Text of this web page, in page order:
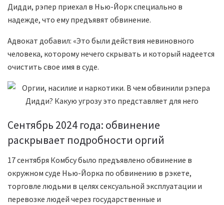
Дидди, рэпер приехал в Нью-Йорк специально в
надежде, что ему предъявят обвинение.
Адвокат добавил: «Это были действия невиновного
человека, которому нечего скрывать и который надеется
очистить свое имя в суде.
Сентябрь 2024 года: обвинение
раскрывает подробности оргий
17 сентября Комбсу было предъявлено обвинение в
окружном суде Нью-Йорка по обвинению в рэкете,
торговле людьми в целях сексуальной эксплуатации и
перевозке людей через государственные и